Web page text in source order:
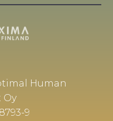
Human
Oy
9